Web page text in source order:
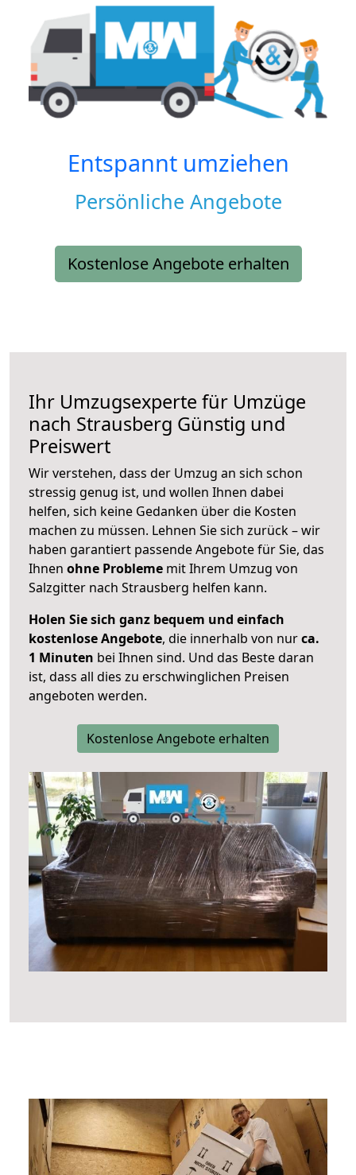
Entspannt umziehen
Persönliche Angebote
Kostenlose Angebote erhalten
Ihr Umzugsexperte für Umzüge
nach Strausberg Günstig und
Preiswert
Wir verstehen, dass der Umzug an sich schon
stressig genug ist, und wollen Ihnen dabei
helfen, sich keine Gedanken über die Kosten
machen zu müssen. Lehnen Sie sich zurück – wir
haben garantiert passende Angebote für Sie, das
Ihnen ohne Probleme mit Ihrem Umzug von
Salzgitter nach Strausberg helfen kann.
Holen Sie sich ganz bequem und einfach
kostenlose Angebote, die innerhalb von nurca.
1 Minuten bei Ihnen sind. Und das Beste daran
ist, dass all dies zu erschwinglichen Preisen
angeboten werden.
Kostenlose Angebote erhalten